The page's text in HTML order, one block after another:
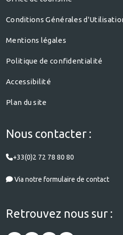
Conditions Générales
Mentions légales
Politique de confidentialité
Accessibilité
Plan du site
Nous contacter :
+33(0)2 72 78 80 80
Via notre formulaire de contact
Retrouvez nous sur :